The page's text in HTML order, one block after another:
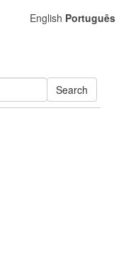
Search
English Português